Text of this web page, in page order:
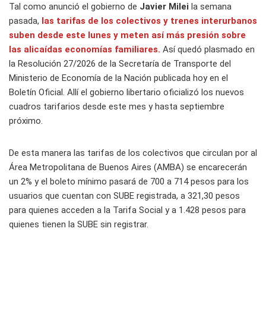
Tal como anunció el gobierno de Javier Milei la semana
pasada, las tarifas de los colectivos y trenes interurbanos
suben desde este lunes y meten así más presión sobre
las alicaídas economías familiares. Así quedó plasmado en
la Resolución 27/2026 de la Secretaría de Transporte del
Ministerio de Economía de la Nación publicada hoy en el
Boletín Oficial. Allí el gobierno libertario oficializó los nuevos
cuadros tarifarios desde este mes y hasta septiembre
próximo.
De esta manera las tarifas de los colectivos que circulan por al
Área Metropolitana de Buenos Aires (AMBA) se encarecerán
un 2% y el boleto mínimo pasará de 700 a 714 pesos para los
usuarios que cuentan con SUBE registrada, a 321,30 pesos
para quienes acceden a la Tarifa Social y a 1.428 pesos para
quienes tienen la SUBE sin registrar.